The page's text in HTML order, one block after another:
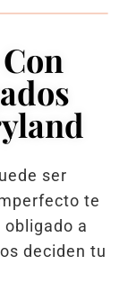
ser
te
a
deciden tu